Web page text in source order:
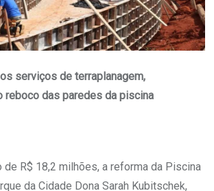
serviços de terraplanagem,
reboco das paredes da piscina
R$ 18,2 milhões, a reforma da Piscina
da Cidade Dona Sarah Kubitschek,